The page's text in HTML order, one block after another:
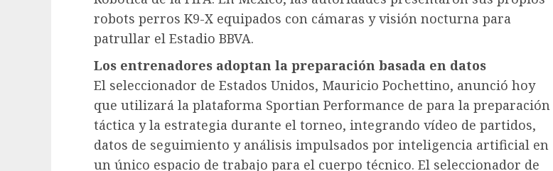
robots perros K9-X equipados con cámaras y visión nocturna para
patrullar el Estadio BBVA.
Los entrenadores adoptan la preparación basada en datos
El seleccionador de Estados Unidos, Mauricio Pochettino, anunció hoy
que utilizará la plataforma Sportian Performance de para la preparación
táctica y la estrategia durante el torneo, integrando vídeo de partidos,
datos de seguimiento y análisis impulsados por inteligencia artificial en
un único espacio de trabajo para el cuerpo técnico. El seleccionador de